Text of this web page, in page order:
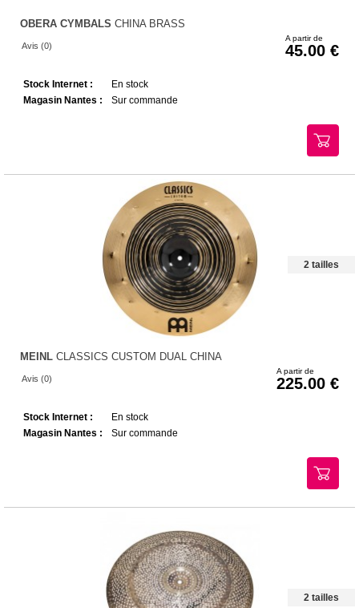
OBERA CYMBALS CHINA BRASS
Avis (0)
A partir de
45.00
Stock Internet :
En stock
Magasin Nantes :
Sur commande
2 tailles
MEINL CLASSICS CUSTOM DUAL CHINA
Avis (0)
A partir de
225.00
Stock Internet :
En stock
Magasin Nantes :
Sur commande
2 tailles